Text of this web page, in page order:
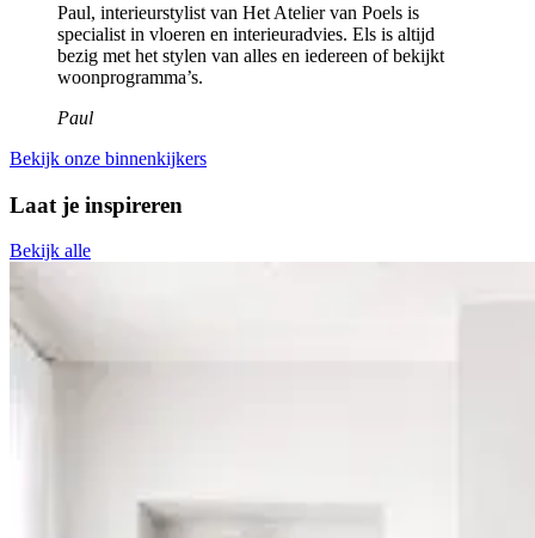
Paul, interieurstylist van Het Atelier van Poels is
specialist in vloeren en interieuradvies. Els is altijd
bezig met het stylen van alles en iedereen of bekijkt
woonprogramma’s.
Paul
Bekijk onze binnenkijkers
Laat je inspireren
Bekijk alle